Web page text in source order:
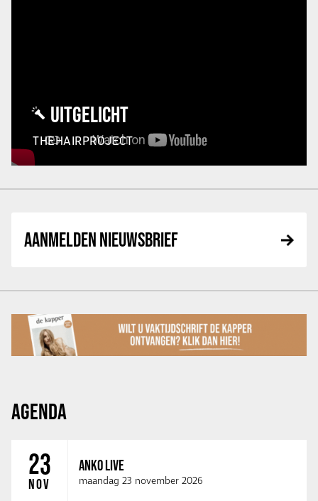
UITGELICHT
THEHAIRPROJECT
AANMELDEN NIEUWSBRIEF
AGENDA
23
NOV
ANKO LIVE
maandag 23 november 2026